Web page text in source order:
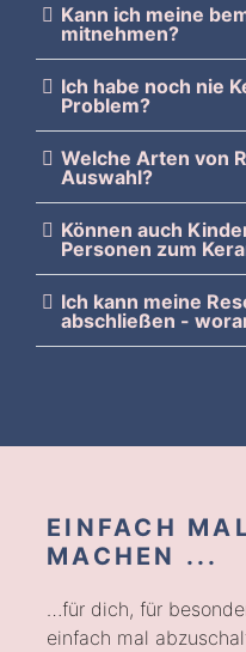
Kann ich meine
mitnehmen?
Ich habe noch nie
Problem?
Welche Arten von
Auswahl?
Können auch
Personen zum
Ich kann meine
abschließen -
EINFACH
MACHEN ...
…für dich, für
einfach mal